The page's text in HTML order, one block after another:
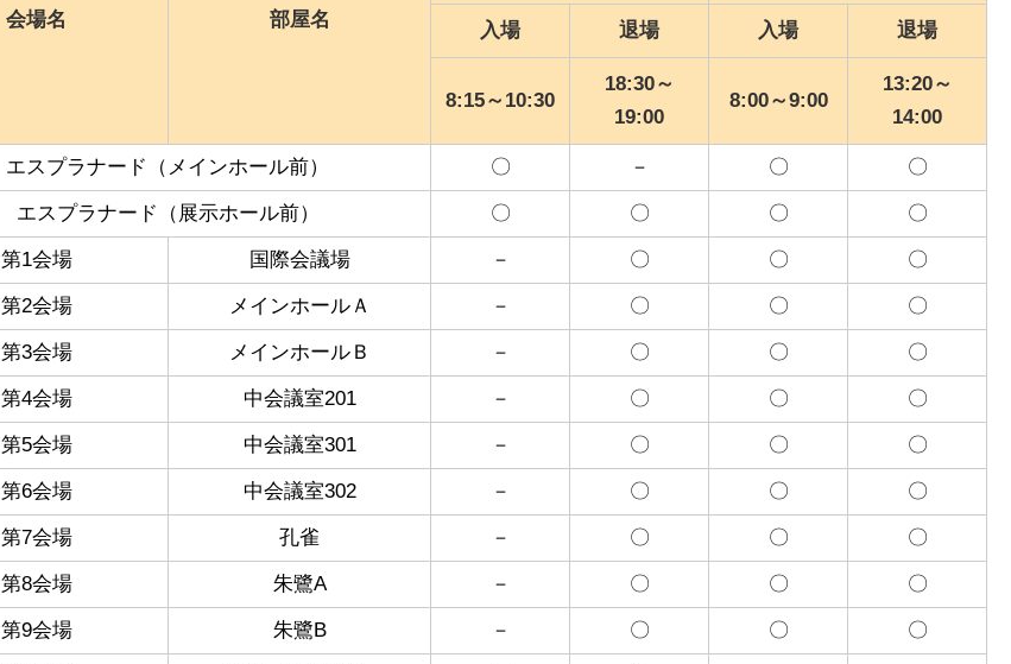
会場名 部屋名 入場 退場 入場 退場
8:15～ 10:30
18:30～
19:00
8:00～9:00
13:20～
14:00
エスプラナード（メインホール前） 〇 － 〇 〇
エスプラナード（展示ホール前） 〇 〇 〇 〇
第1会場 国際会議場 － 〇 〇 〇
第2会場 メインホールＡ － 〇 〇 〇
第3会場 メインホールＢ － 〇 〇 〇
第4会場 中会議室201 － 〇 〇 〇
第5会場 中会議室301 － 〇 〇 〇
第6会場 中会議室302 － 〇 〇 〇
第7会場 孔雀 － 〇 〇 〇
第8会場 朱鷺A － 〇 〇 〇
第9会場 朱鷺B － 〇 〇 〇